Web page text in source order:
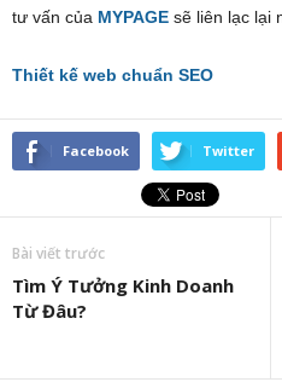
tư vấn của MYPAGE sẽ liên lạc lại
Thiết kế web chuẩn SEO
Facebook Twitter
Bài viết trước
Tìm Ý Tưởng Kinh Doanh
Từ Đâu?